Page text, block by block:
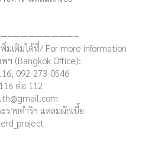
มเติมได้ที่/ For more information
ฯ (Bangkok Office):
092-273-0546
ต่อ 112
ะราชดำริฯ แหลมผักเบี้ย